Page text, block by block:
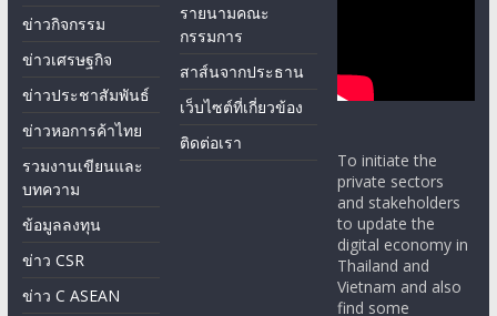
ข่าวกิจกรรม
ข่าวเศรษฐกิจ
ข่าวประชาสัมพันธ์
ข่าวหอการค้าไทย
รวมงานเขียนและ
บทความ
ข้อมูลลงทุน
ข่าว CSR
ข่าว C ASEAN
รายนามคณะ
กรรมการ
สาส์นจากประธาน
เว็บไซต์ที่เกี่ยวข้อง
ติดต่อเรา
To initiate the
private sectors
and stakeholders
to update the
digital economy in
Thailand and
Vietnam and also
find some